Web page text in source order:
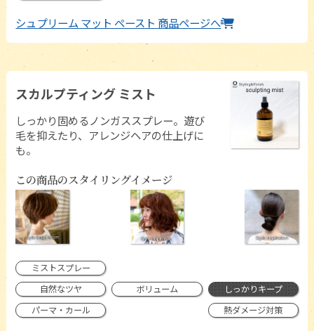
シュプリーム マット ペースト 商品ページへ
スカルプティング ミスト
しっかり固めるノンガススプレー。遊び
毛を抑えたり、アレンジヘアの仕上げに
も。
この商品のスタイリングイメージ
ミストスプレー
自然なツヤ
ボリューム
しっかりキープ
パーマ・カール
熱ダメージ対策